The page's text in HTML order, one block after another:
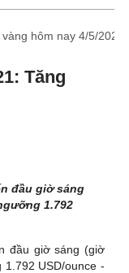
vàng hôm nay 4/5/
Tăng
đầu giờ sáng
1.792
đầu giờ sáng (giờ
USD/ounce -